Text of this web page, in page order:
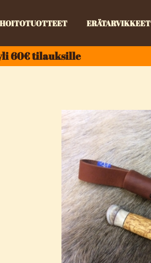
HOITOTUOTTEET ERÄTARVIKKEET
60€ tilauksille